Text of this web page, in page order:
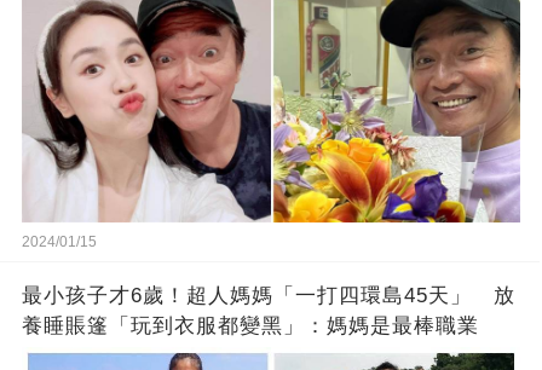
2024/01/15
最小孩子才6歲！超人媽媽「一打四環島45天」 放
養睡賬篷「玩到衣服都變黑」：媽媽是最棒職業